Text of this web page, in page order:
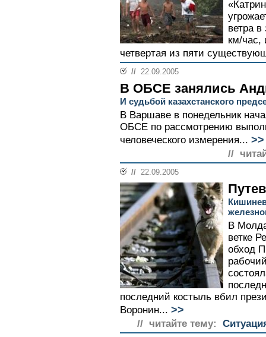
ветра в
км/час,
четвертая из пяти
// 22.09.2005
В ОБСЕ занялись
И судьбой казахстанского
В Варшаве в понедельник
ОБСЕ по рассмотрению
человеческого измерения... >>
//
// 22.09.2005
В
ветке
обход
последний костыль вбил
Воронин... >>
// читайте тему: